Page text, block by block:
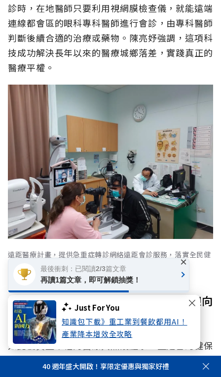
Just For You
知識包下載》重工業到餐飲都用AI！
產業降本增效全攻略
診時，在地醫師只要利用視網膜檢查儀，就能遠端
連線都會區的眼科專科醫師進行會診，由專科醫師
判斷後續合適的治療或藥物。陳亮妤強調，這項科
技成功解決長年以來的醫療城鄉落差，實踐真正的
醫療平權。
遠距醫療計畫，提供急重症轉診網絡遠距會診服務，落實全民健
守護世界第一》財務與人力雙永續，迎向
活力「不老台灣」
如此優質且平權的醫療與照護體系，正是台灣健保
能連續8年蟬聯生活數據庫平台Numbeo全球醫療
40 週年盛大開啟！享限定優惠與獨家好禮
最後衝刺：已閱讀2/3篇文章
再讀1篇文章，即可解鎖抽獎！
×